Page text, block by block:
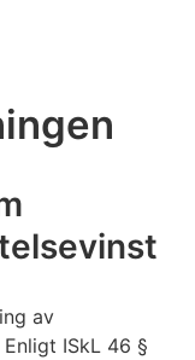
av
ISkL 46 §